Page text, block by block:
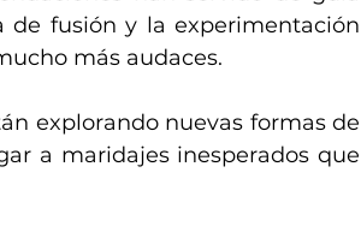
de fusión y la experimentación
más audaces.
explorando nuevas formas de
a maridajes inesperados que